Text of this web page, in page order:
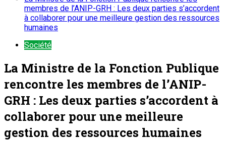
membres de l’ANIP-GRH : Les deux parties s’accordent
à collaborer pour une meilleure gestion des ressources
humaines
Société
La Ministre de la Fonction Publique
rencontre les membres de l’ANIP-
GRH : Les deux parties s’accordent à
collaborer pour une meilleure
gestion des ressources humaines